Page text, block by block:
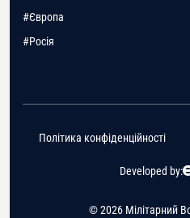
#Європа
#Росія
© 2026 Мілітарний
Developed by:
Політика конфіденційності